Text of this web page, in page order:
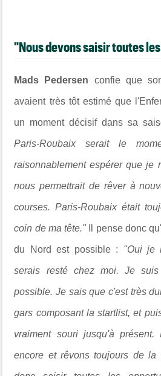
"Nous devons saisir toutes
Mads Pedersen confie que
avaient très tôt estimé que
un moment décisif dans sa
Paris-Roubaix serait le
raisonnablement espérer que je
nous permettrait de rêver à
courses. Paris-Roubaix était
coin de ma tête." Il pense donc
du Nord est possible : "Oui je
serais resté chez moi. Je
possible. Je sais que c'est très
gars composant la startlist, et
vraiment souri jusqu'à
encore et rêvons toujours de la